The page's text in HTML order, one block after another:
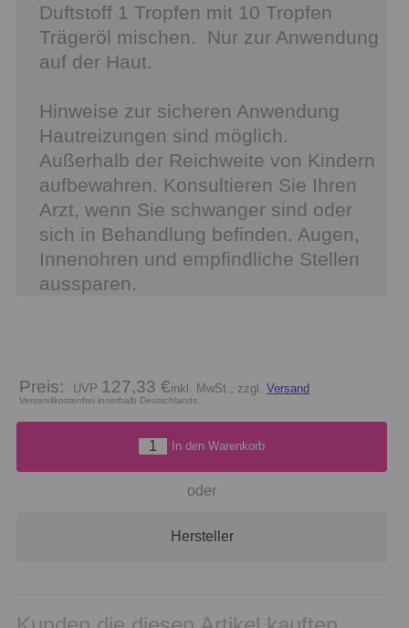
Duftstoff 1 Tropfen mit 10 Tropfen
Trägeröl mischen. Nur zur Anwendung
auf der Haut.
Hinweise zur sicheren Anwendung
Hautreizungen sind möglich.
Außerhalb der Reichweite von Kindern
aufbewahren. Konsultieren Sie Ihren
Arzt, wenn Sie schwanger sind oder
sich in Behandlung befinden. Augen,
Innenohren und empfindliche Stellen
aussparen.
Preis: 127,33 €inkl. MwSt., zzgl. Versand
Versandkostenfrei innerhalb Deutschlands.
In den Warenkorb
oder
Hersteller